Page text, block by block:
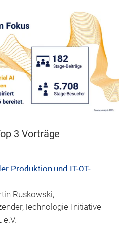
3 Vorträge
Produktion und IT-OT-
Ruskowski,
Initiative